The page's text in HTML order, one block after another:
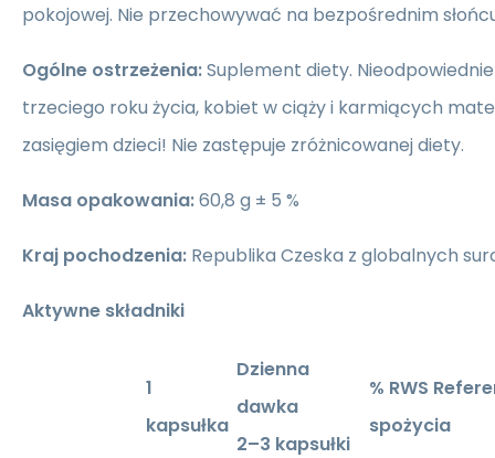
pokojowej. Nie przechowywać na bezpośrednim
Ogólne ostrzeżenia:Suplement diety.
trzeciego roku życia, kobiet w ciąży i karmiących
zasięgiem dzieci! Nie zastępuje zróżnicowanej diety.
Masa opakowania:60,8 g ± 5 %
Kraj pochodzenia: Republika Czeska z globalnych
Aktywne składniki
1
kapsułka
Dzienna
dawka
2–3 kapsułki
% RWS
spożycia